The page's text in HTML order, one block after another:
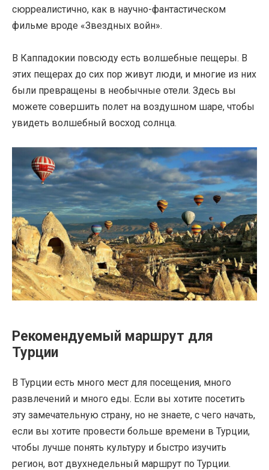
сюрреалистично, как в научно-фантастическом
фильме вроде «Звездных войн».
В Каппадокии повсюду есть волшебные пещеры. В
этих пещерах до сих пор живут люди, и многие из них
были превращены в необычные отели. Здесь вы
можете совершить полет на воздушном шаре, чтобы
увидеть волшебный восход солнца.
Рекомендуемый маршрут для
Турции
В Турции есть много мест для посещения, много
развлечений и много еды. Если вы хотите посетить
эту замечательную страну, но не знаете, с чего начать,
если вы хотите провести больше времени в Турции,
чтобы лучше понять культуру и быстро изучить
регион, вот двухнедельный маршрут по Турции.